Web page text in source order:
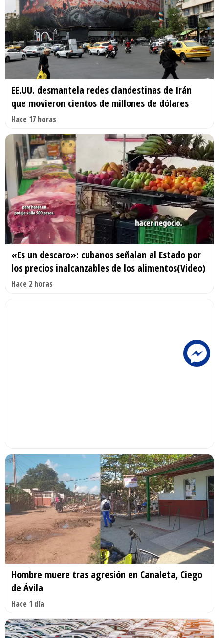
EE.UU. desmantela redes clandestinas de Irán
que movieron cientos de millones de dólares
Hace 17 horas
«Es un descaro»: cubanos señalan al Estado por
los precios inalcanzables de los alimentos(Video)
Hace 2 horas
Hombre muere tras agresión en Canaleta, Ciego
de Ávila
Hace 1 día